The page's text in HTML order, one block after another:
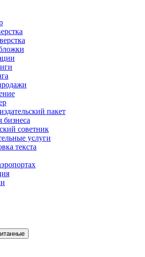
пакет
бизнеса
советник
услуги
текста